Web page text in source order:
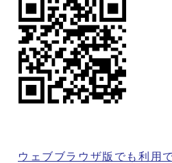
ウェブブラウザ版でも利用